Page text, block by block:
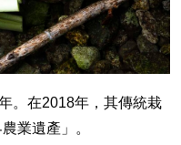
。在2018年，其傳統栽
業遺產」。